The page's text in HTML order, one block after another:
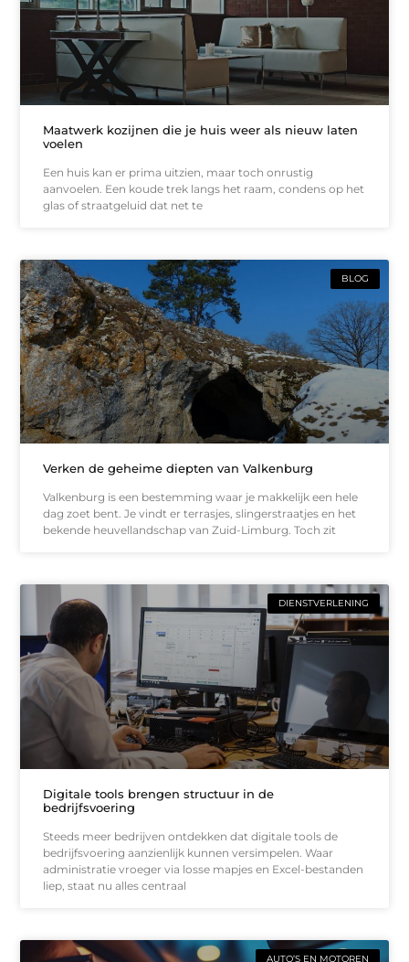
Maatwerk kozijnen die je huis weer als nieuw laten
voelen
Een huis kan er prima uitzien, maar toch onrustig
aanvoelen. Een koude trek langs het raam, condens op het
glas of straatgeluid dat net te
BLOG
Verken de geheime diepten van Valkenburg
Valkenburg is een bestemming waar je makkelijk een hele
dag zoet bent. Je vindt er terrasjes, slingerstraatjes en het
bekende heuvellandschap van Zuid-Limburg. Toch zit
DIENSTVERLENING
Digitale tools brengen structuur in de
bedrijfsvoering
Steeds meer bedrijven ontdekken dat digitale tools de
bedrijfsvoering aanzienlijk kunnen versimpelen. Waar
administratie vroeger via losse mapjes en Excel-bestanden
liep, staat nu alles centraal
AUTO’S EN MOTOREN